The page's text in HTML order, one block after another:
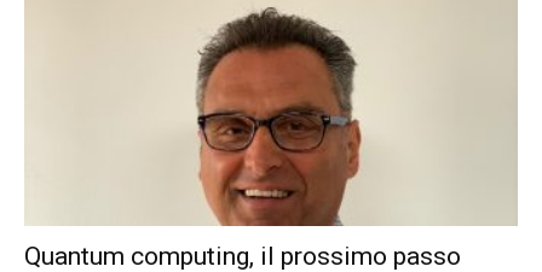
Quantum computing, il prossimo passo